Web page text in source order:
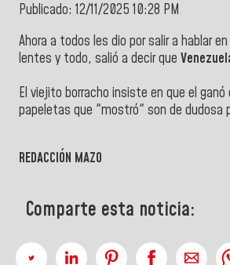
Publicado: 12/11/2025 10:28 PM
Ahora a todos les dio por salir a hablar
lentes y todo, salió a decir que
El viejito borracho insiste en que el
papeletas que "mostró" son de dudosa
REDACCIÓN MAZO
Comparte esta noticia: